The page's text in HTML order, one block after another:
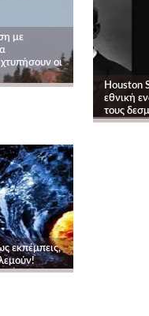
με
οι
Houston
εθνική
τους
εκπέμπεις,